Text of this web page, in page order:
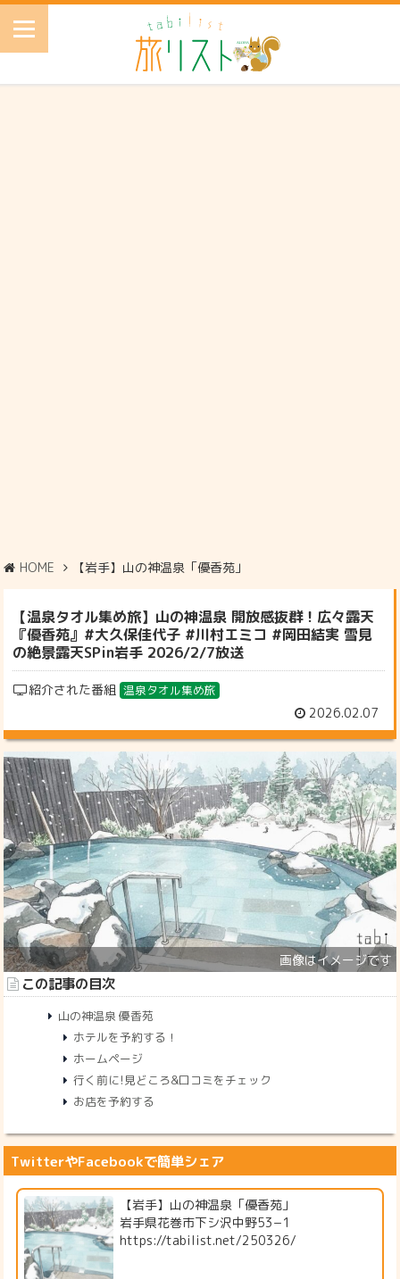
HOME 【岩手】山の神温泉「優香苑」
【温泉タオル集め旅】山の神温泉 開放感抜群！広々露天
『優香苑』#大久保佳代子 #川村エミコ #岡田結実 雪見
の絶景露天SPin岩手 2026/2/7放送
紹介された番組 温泉タオル集め旅
2026.02.07
この記事の目次
山の神温泉 優香苑
ホテルを予約する！
ホームページ
行く前に!見どころ&口コミをチェック
お店を予約する
TwitterやFacebookで簡単シェア
【岩手】山の神温泉「優香苑」
岩手県花巻市下シ沢中野53−1
https://tabilist.net/250326/